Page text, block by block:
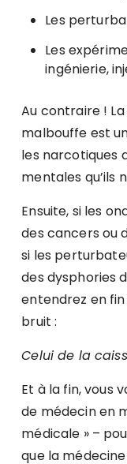
Les
Les
ingénierie,
Au contraire !
malbouffe est
les narcotiques
mentales qu’ils
Ensuite, si les
des cancers ou
si les
des dysphories
entendrez en
bruit :
Celui de la
Et à la fin, vous
de médecin en
médicale » –
que la